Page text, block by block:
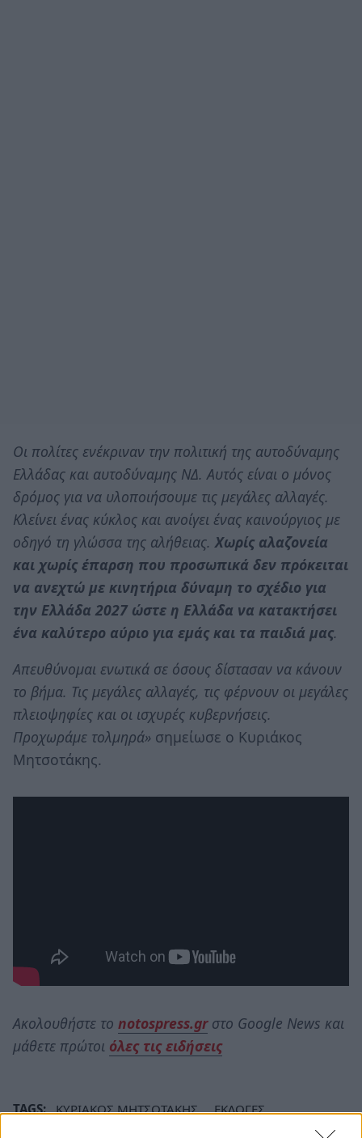
Οι πολίτες ενέκριναν την πολιτική της αυτοδύναμης
Ελλάδας και αυτοδύναμης ΝΔ. Αυτός είναι ο μόνος
δρόμος για να υλοποιήσουμε τις μεγάλες αλλαγές.
Κλείνει ένας κύκλος και ανοίγει ένας καινούργιος με
οδηγό τη γλώσσα της αλήθειας. Χωρίς αλαζονεία
και χωρίς έπαρση που προσωπικά δεν πρόκειται
να ανεχτώ με κινητήρια δύναμη το σχέδιο για
την Ελλάδα 2027 ώστε η Ελλάδα να κατακτήσει
ένα καλύτερο αύριο για εμάς και τα παιδιά μας.
Απευθύνομαι ενωτικά σε όσους δίστασαν να κάνουν
το βήμα. Τις μεγάλες αλλαγές, τις φέρνουν οι μεγάλες
πλειοψηφίες και οι ισχυρές κυβερνήσεις.
Προχωράμε τολμηρά» σημείωσε ο Κυριάκος
Μητσοτάκης.
Ακολουθήστε το notospress.grστο Google News και
μάθετε πρώτοι όλες τις ειδήσεις
TAGS: ΚΥΡΙΑΚΟΣ ΜΗΤΣΟΤΑΚΗΣ
ΕΚΛΟΓΕΣ